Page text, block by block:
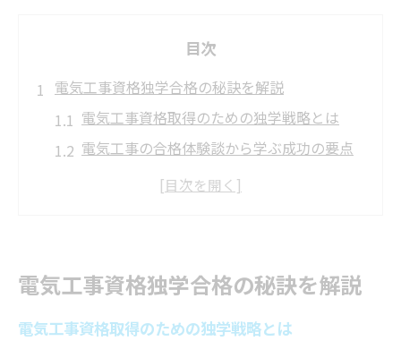
目次
電気工事資格独学合格の秘訣を解説
電気工事資格取得のための独学戦略とは
電気工事の合格体験談から学ぶ成功の要点
電気工事試験合格へ必要な学習計画の立て
電気工事士試験の難易度と独学合格の現実
未経験から目指す電気工事士の実践法
電気工事資格独学合格の秘訣を解説
電気工事資格取得のための独学戦略とは